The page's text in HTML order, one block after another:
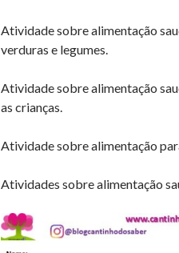
Atividade sobre alimentação
verduras e legumes.
Atividade sobre alimentação
as crianças.
Atividade sobre alimentação
Atividades sobre alimentação